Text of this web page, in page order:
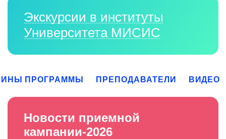
Экскурсии в институты
Университета МИСИС
ПРОГРАММЫ ПРЕПОДАВАТЕЛИ ВИДЕО
Новости приемной
кампании-2026